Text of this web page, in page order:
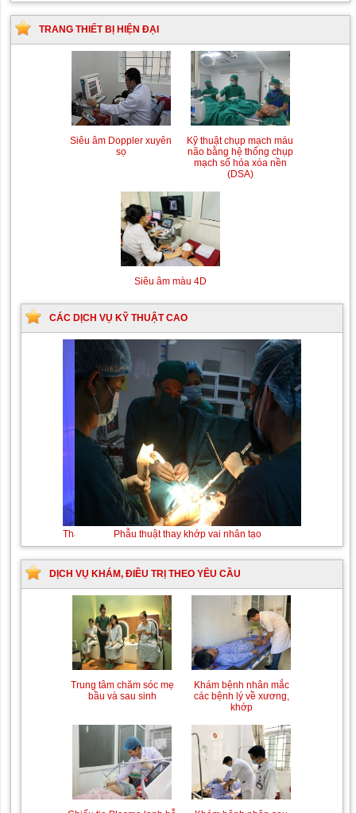
TRANG THIẾT BỊ HIỆN ĐẠI
Siêu âm Doppler xuyên
sọ
Kỹ thuật chụp mạch máu
não bằng hệ thống chụp
mạch số hóa xóa nền
(DSA)
Siêu âm màu 4D
CÁC DỊCH VỤ KỸ THUẬT CAO
thuật
nhân
tạo
Thay máu sơ sinh do bất đồng nhóm máu
DỊCH VỤ KHÁM, ĐIỀU TRỊ THEO YÊU CẦU
Trung tâm chăm sóc mẹ
bầu và sau sinh
Khám bệnh nhân mắc
các bệnh lý về xương,
khớp